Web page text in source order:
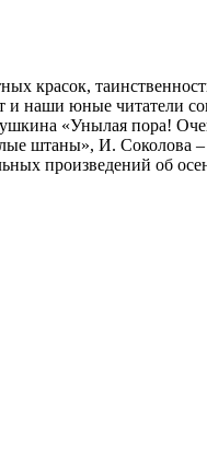
красок,
наши юные читатели
«Унылая пора!
штаны», И. Соколова –
произведений об